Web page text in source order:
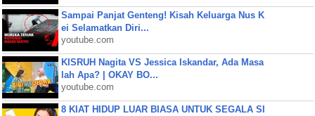
Sampai Panjat Genteng! Kisah Keluarga Nus K
ei Selamatkan Diri...
youtube.com
KISRUH Nagita VS Jessica Iskandar, Ada Masa
lah Apa? | OKAY BO...
youtube.com
8 KIAT HIDUP LUAR BIASA UNTUK SEGALA SI